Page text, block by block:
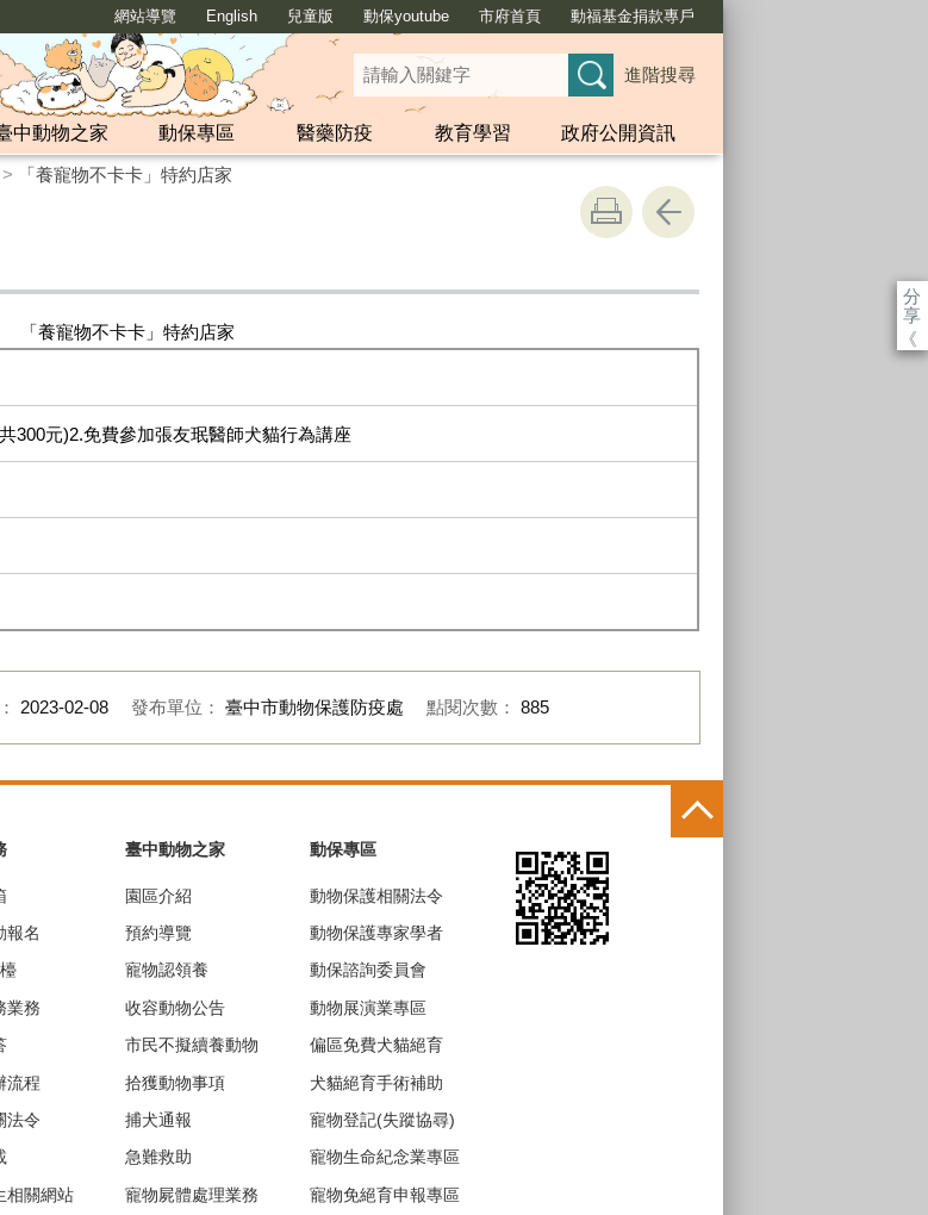
網站導覽 English 兒童版 動保youtube 市府首頁 動福基金捐款專戶
進階搜尋
中動物之家 動保專區 醫藥防疫 教育學習
政府公開資訊
「養寵物不卡卡」特約店家
分
享
《
「養寵物不卡卡」特約店家
300元)2.免費參加張友珉醫師犬貓行為講座
2023-02-08 發布單位： 臺中市動物保護防疫處 點閱次數： 885
報名
業務
流程
法令
相關網站
臺中動物之家
園區介紹
預約導覽
寵物認領養
收容動物公告
市民不擬續養動物
拾獲動物事項
捕犬通報
急難救助
寵物屍體處理業務
動保專區
動物保護相關法令
動物保護專家學者
動保諮詢委員會
動物展演業專區
偏區免費犬貓絕育
犬貓絕育手術補助
寵物登記(失蹤協尋)
寵物生命紀念業專區
寵物免絕育申報專區